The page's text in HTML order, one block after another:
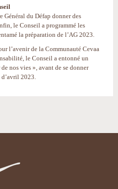
Général du Défap donner des
le Conseil a programmé les
la préparation de l’AG 2023.
l’avenir de la Communauté Cevaa
le Conseil a entonné un
nos vies », avant de se donner
2023.